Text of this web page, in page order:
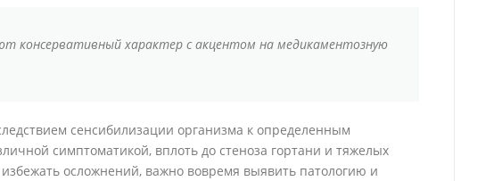
консервативный характер с акцентом на медикаментозную
сенсибилизации организма к определенным
симптоматикой, вплоть до стеноза гортани и тяжелых
осложнений, важно вовремя выявить патологию и